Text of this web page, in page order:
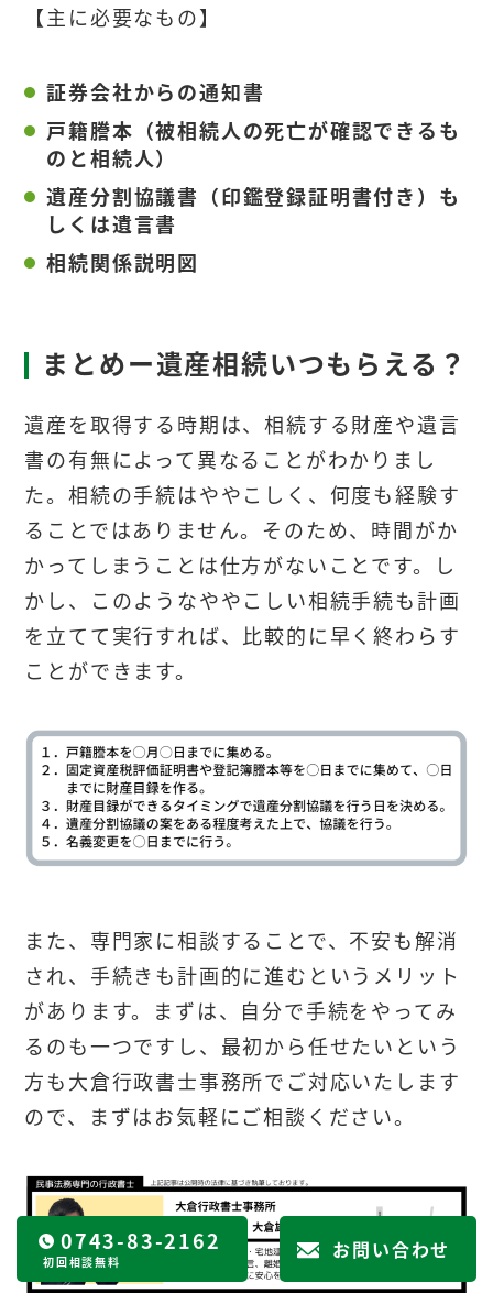
【主に必要なもの】
証券会社からの通知書
戸籍謄本（被相続人の死亡が確認できるも
のと相続人）
遺産分割協議書（印鑑登録証明書付き）も
しくは遺言書
相続関係説明図
まとめー遺産相続いつもらえる？
遺産を取得する時期は、相続する財産や遺言
書の有無によって異なることがわかりまし
た。相続の手続はややこしく、何度も経験す
ることではありません。そのため、時間がか
かってしまうことは仕方がないことです。し
かし、このようなややこしい相続手続も計画
を立てて実行すれば、比較的に早く終わらす
ことができます。
また、専門家に相談することで、不安も解消
され、手続きも計画的に進むというメリット
があります。まずは、自分で手続をやってみ
るのも一つですし、最初から任せたいという
方も大倉行政書士事務所でご対応いたします
ので、まずはお気軽にご相談ください。
0743-83-2162
初回相談無料 お問い合わせ